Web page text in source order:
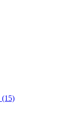
(15)